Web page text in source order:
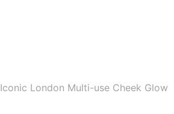
Iconic London Multi-use Cheek Glow